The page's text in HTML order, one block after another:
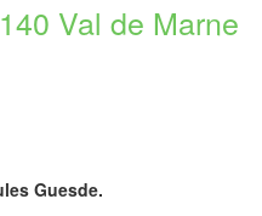
Val de Marne
Guesde.